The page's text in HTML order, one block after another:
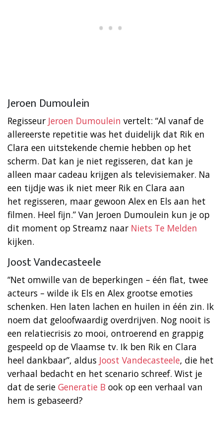
Jeroen Dumoulein
Regisseur Jeroen Dumoulein vertelt: “Al vanaf de
allereerste repetitie was het duidelijk dat Rik en
Clara een uitstekende chemie hebben op het
scherm. Dat kan je niet regisseren, dat kan je
alleen maar cadeau krijgen als televisiemaker. Na
een tijdje was ik niet meer Rik en Clara aan
het regisseren, maar gewoon Alex en Els aan het
filmen. Heel fijn.” Van Jeroen Dumoulein kun je op
dit moment op Streamz naar Niets Te Melden
kijken.
Joost Vandecasteele
“Net omwille van de beperkingen – één flat, twee
acteurs – wilde ik Els en Alex grootse emoties
schenken. Hen laten lachen en huilen in één zin. Ik
noem dat geloofwaardig overdrijven. Nog nooit is
een relatiecrisis zo mooi, ontroerend en grappig
gespeeld op de Vlaamse tv. Ik ben Rik en Clara
heel dankbaar”, aldus Joost Vandecasteele, die het
verhaal bedacht en het scenario schreef. Wist je
dat de serie Generatie B ook op een verhaal van
hem is gebaseerd?